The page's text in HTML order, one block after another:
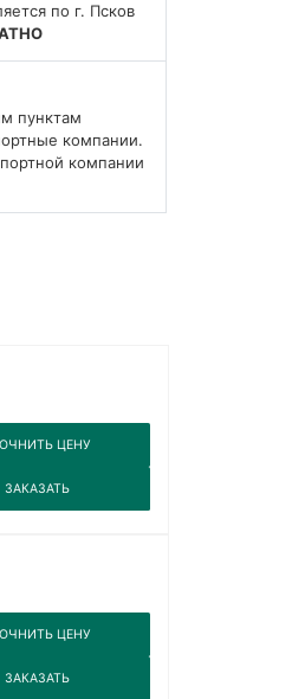
по г. Псков
пунктам
компании.
компании
ЦЕНУ
ЗАКАЗАТЬ
ЦЕНУ
ЗАКАЗАТЬ